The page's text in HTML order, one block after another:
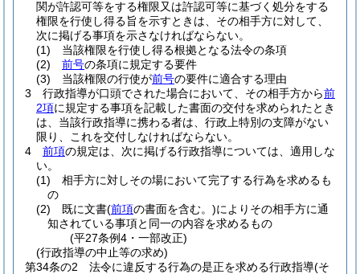
関が許認可等をする権限又は許認可等に基づく処分をする
権限を行使し得る旨を示すときは、その相手方に対して、
次に掲げる事項を示さなければならない。
(1)
当該権限を行使し得る根拠となる法令の条項
(2)
前号の条項に規定する要件
(3)
当該権限の行使が前号の要件に適合する理由
3
行政指導が口頭でされた場合において、その相手方から前
2項に規定する事項を記載した書面の交付を求められたとき
は、当該行政指導に携わる者は、行政上特別の支障がない
限り、これを交付しなければならない。
4
前項の規定は、次に掲げる行政指導については、適用しな
い。
(1)
相手方に対しその場において完了する行為を求めるも
の
(2)
既に文書(前項の書面を含む。)によりその相手方に通
知されている事項と同一の内容を求めるもの
(平27条例4・一部改正)
(行政指導の中止等の求め)
第34条の2
法令に違反する行為の是正を求める行政指導(そ